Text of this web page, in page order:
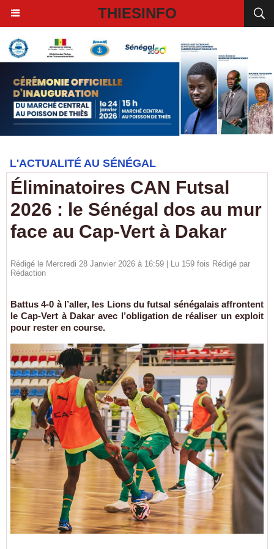
THIESINFO
L'ACTUALITÉ AU SÉNÉGAL
Éliminatoires CAN Futsal
2026 : le Sénégal dos au mur
face au Cap-Vert à Dakar
Rédigé le Mercredi 28 Janvier 2026 à 16:59 | Lu 159 fois Rédigé par
Rédaction
Battus 4-0 à l’aller, les Lions du futsal sénégalais affrontent
le Cap-Vert à Dakar avec l’obligation de réaliser un exploit
pour rester en course.